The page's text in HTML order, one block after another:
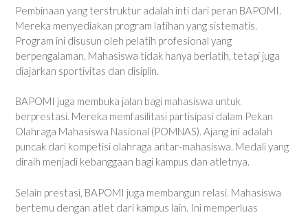
Pembinaan yang terstruktur adalah inti dari peran BAPOMI.
Mereka menyediakan program latihan yang sistematis.
Program ini disusun oleh pelatih profesional yang
berpengalaman. Mahasiswa tidak hanya berlatih, tetapi juga
diajarkan sportivitas dan disiplin.
BAPOMI juga membuka jalan bagi mahasiswa untuk
berprestasi. Mereka memfasilitasi partisipasi dalam Pekan
Olahraga Mahasiswa Nasional (POMNAS). Ajang ini adalah
puncak dari kompetisi olahraga antar-mahasiswa. Medali yang
diraih menjadi kebanggaan bagi kampus dan atletnya.
Selain prestasi, BAPOMI juga membangun relasi. Mahasiswa
bertemu dengan atlet dari kampus lain. Ini memperluas